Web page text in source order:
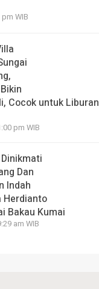
WIB
Cocok untuk Liburan
pm WIB
Dan
Indah
Herdianto
Bakau Kumai
am WIB